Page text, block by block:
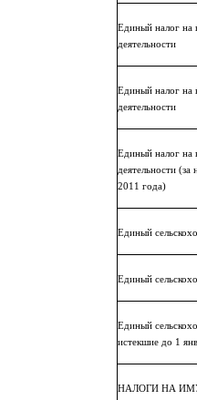
Единый налог на
деятельности
Единый налог на
деятельности
Единый налог на
деятельности
2011 года)
Единый
Единый
Единый
истекшие до 1
НАЛОГИ НА